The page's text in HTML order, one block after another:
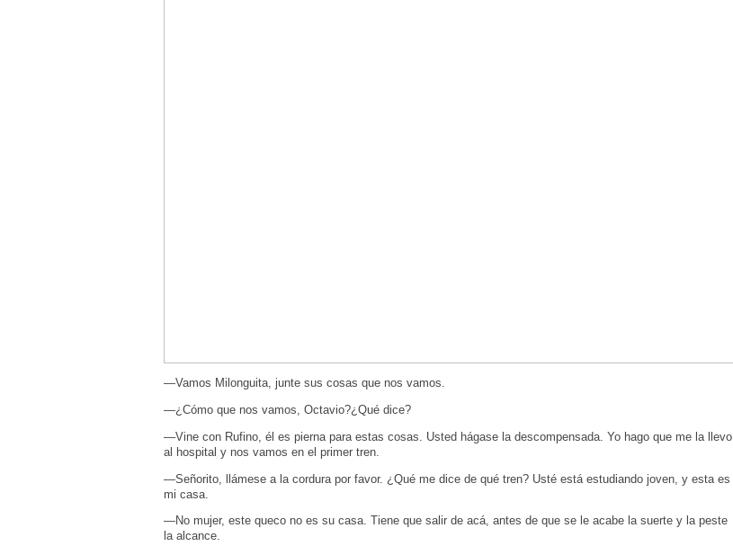
—Vamos Milonguita, junte sus cosas que nos vamos.
—¿Cómo que nos vamos, Octavio?¿Qué dice?
—Vine con Rufino, él es pierna para estas cosas. Usted hágase la descompensada. Yo hago que me la llevo
al hospital y nos vamos en el primer tren.
—Señorito, llámese a la cordura por favor. ¿Qué me dice de qué tren? Usté está estudiando joven, y esta es
mi casa.
—No mujer, este queco no es su casa. Tiene que salir de acá, antes de que se le acabe la suerte y la peste
la alcance.